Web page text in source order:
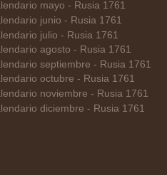
mayo - Rusia 1761
junio - Rusia 1761
julio - Rusia 1761
agosto - Rusia 1761
septiembre - Rusia 1761
octubre - Rusia 1761
noviembre - Rusia 1761
diciembre - Rusia 1761